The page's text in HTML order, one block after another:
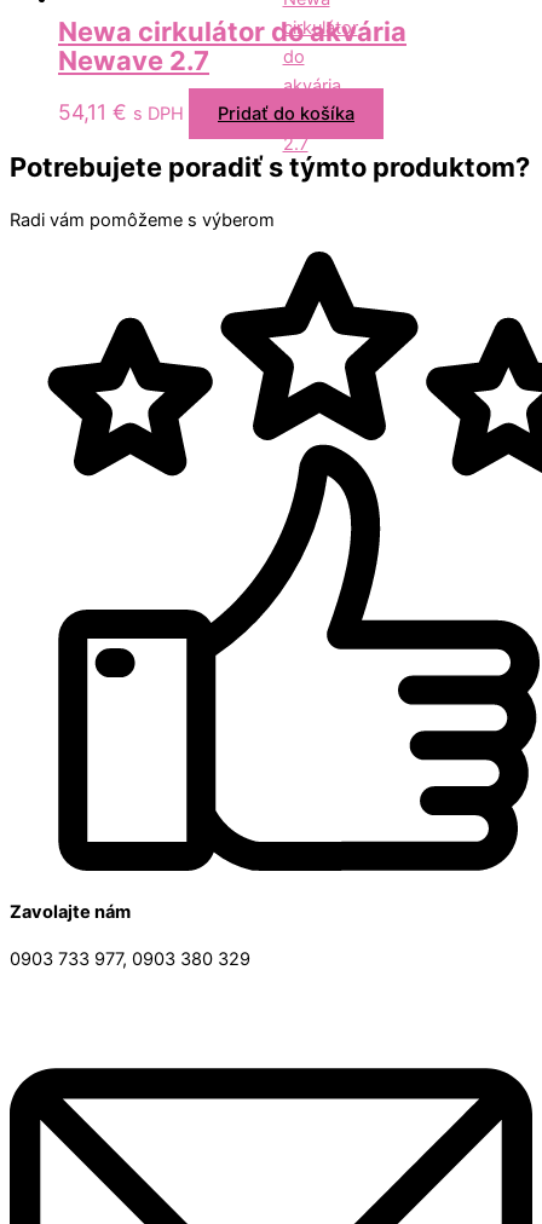
Newa cirkulátor do akvária
Newave 2.7
54,11 € s DPH Pridať do košíka
Potrebujete poradiť s týmto produktom?
Radi vám pomôžeme s výberom
Zavolajte nám
0903 733 977, 0903 380 329